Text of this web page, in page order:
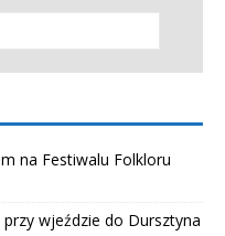
na Festiwalu Folkloru
wjeździe do Dursztyna